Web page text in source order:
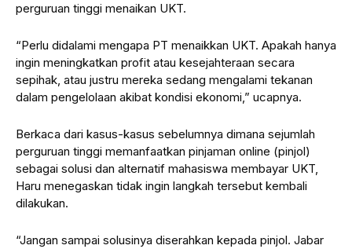
perguruan tinggi menaikan UKT.
“Perlu didalami mengapa PT menaikkan UKT. Apakah hanya
ingin meningkatkan profit atau kesejahteraan secara
sepihak, atau justru mereka sedang mengalami tekanan
dalam pengelolaan akibat kondisi ekonomi,” ucapnya.
Berkaca dari kasus-kasus sebelumnya dimana sejumlah
perguruan tinggi memanfaatkan pinjaman online (pinjol)
sebagai solusi dan alternatif mahasiswa membayar UKT,
Haru menegaskan tidak ingin langkah tersebut kembali
dilakukan.
“Jangan sampai solusinya diserahkan kepada pinjol. Jabar